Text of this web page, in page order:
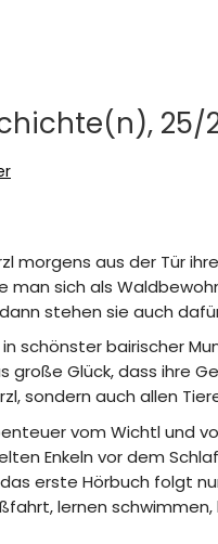
25/
morgens aus der Tür
man sich als
stehen sie auch
schönster bairischer
große Glück, dass ihre
sondern auch allen
vom Wichtl und
Enkeln vor dem
erste Hörbuch folgt
lernen